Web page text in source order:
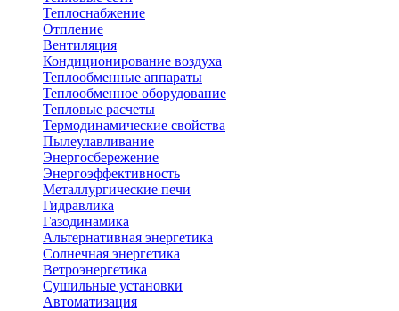
Теплоснабжение
Отпление
Вентиляция
Кондиционирование воздуха
Теплообменные аппараты
Теплообменное оборудование
Тепловые расчеты
Термодинамические свойства
Пылеулавливание
Энергосбережение
Энергоэффективность
Металлургические печи
Гидравлика
Газодинамика
Альтернативная энергетика
Солнечная энергетика
Ветроэнергетика
Сушильные установки
Автоматизация